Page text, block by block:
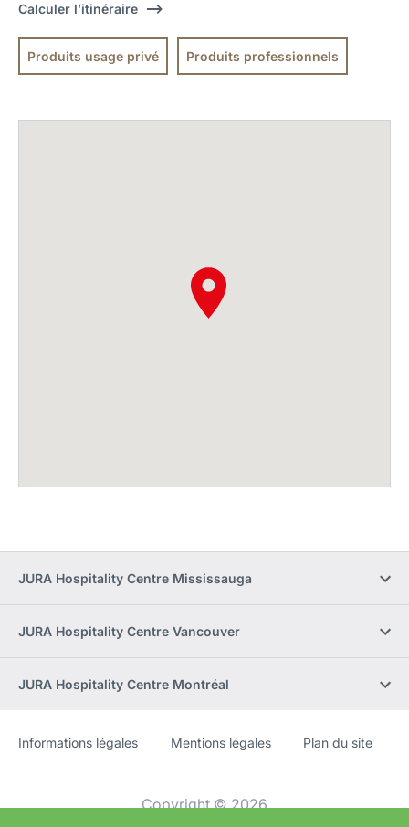
Calculer l’itinéraire
Produits usage privé Produits professionnels
JURA Hospitality Centre Mississauga
JURA Hospitality Centre Vancouver
JURA Hospitality Centre Montréal
Site
[Website
Informations légales Mentions légales Plan du site
Copyright © 2026